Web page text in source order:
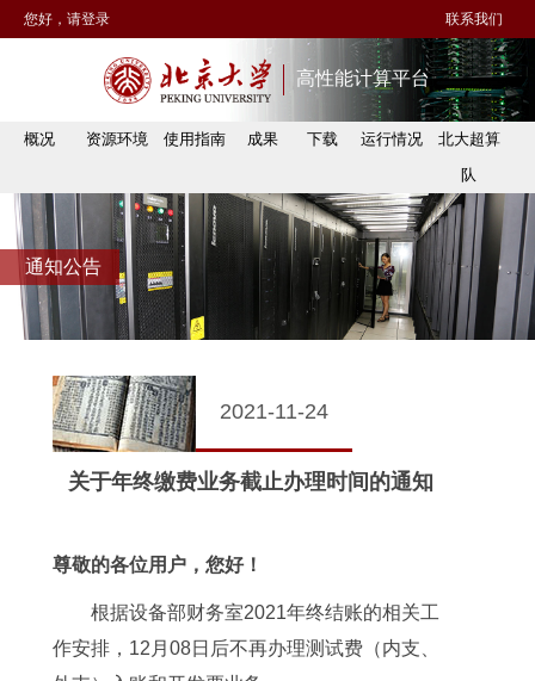
您好，请登录 联系我们
高性能计算平台
概况 资源环境 使用指南 成果 下载 运行情况
北大超算
队
通知公告
2021-11-24
关于年终缴费业务截止办理时间的通知
尊敬的各位用户，您好！
根据设备部财务室2021年终结账的相关工
作安排，12月08日后不再办理测试费（内支、